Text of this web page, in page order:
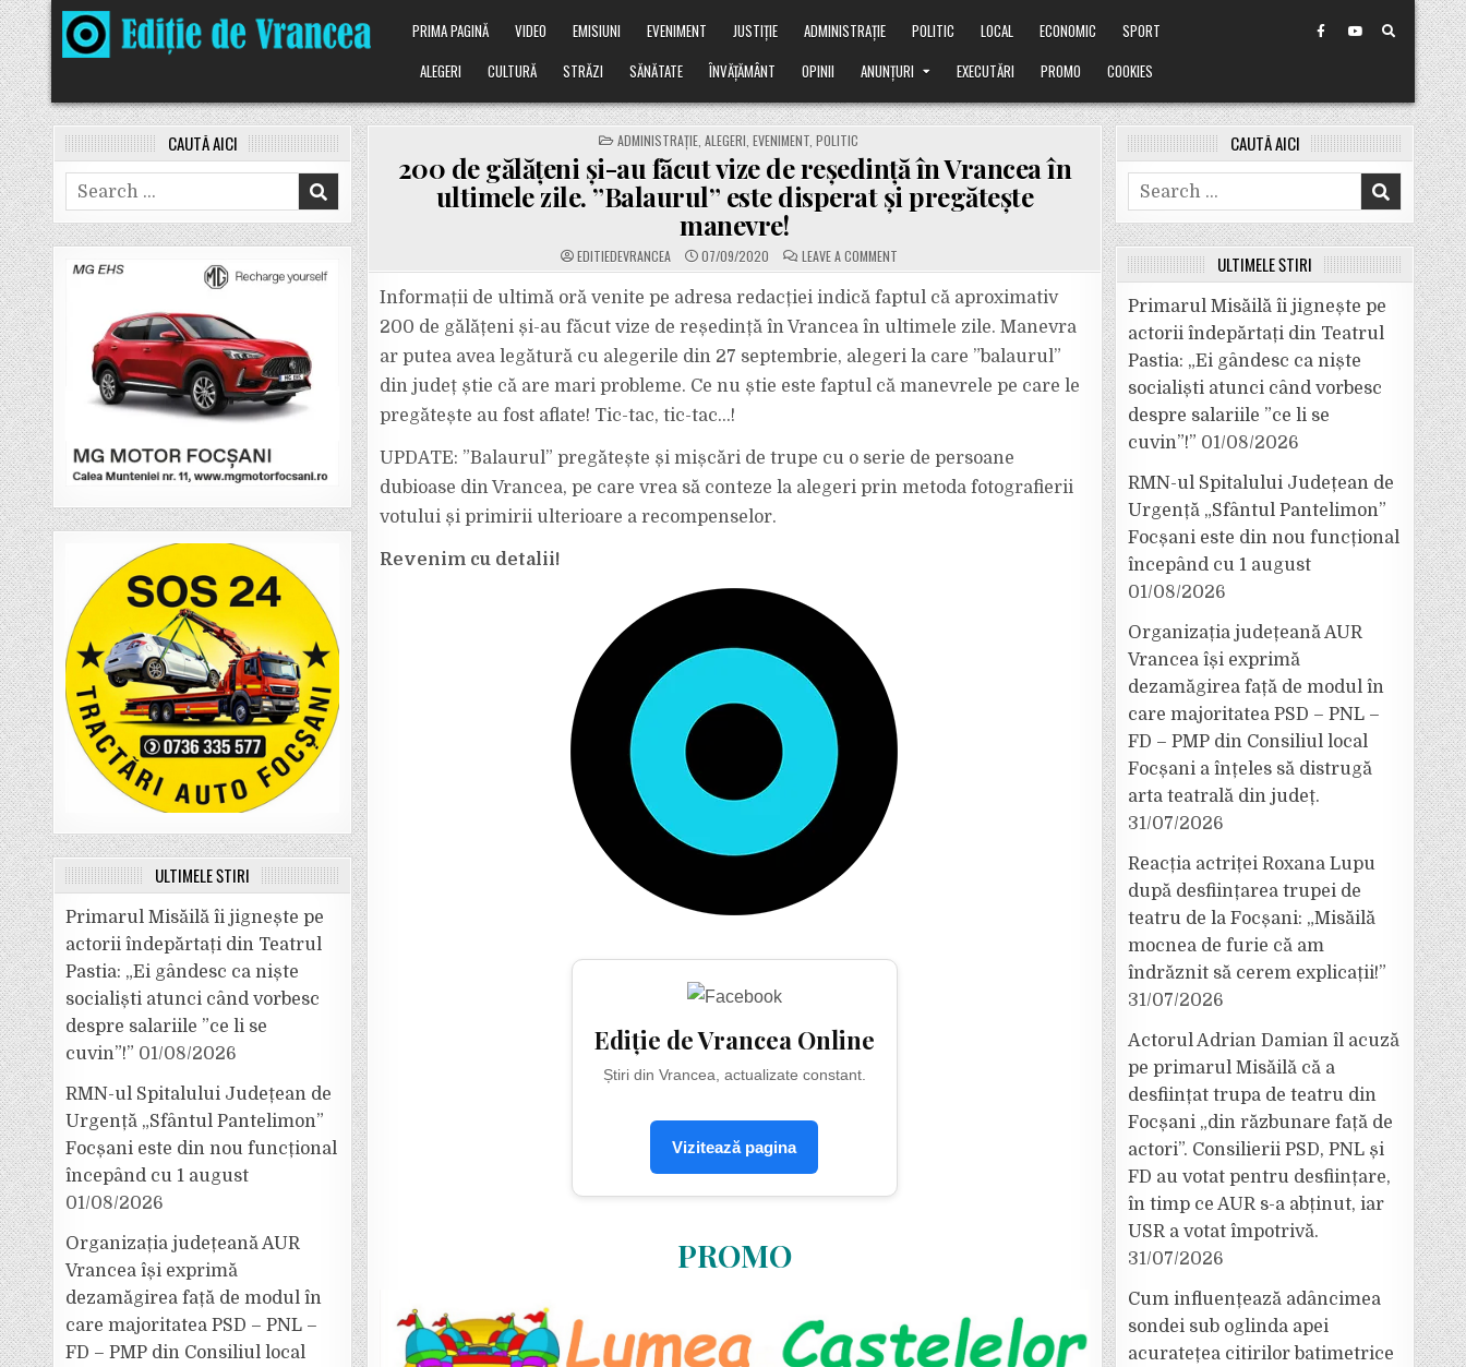
Skip
to
content
PRIMA PAGINĂ VIDEO EMISIUNI EVENIMENT JUSTIȚIE ADMINISTRAȚIE POLITIC LOCAL ECONOMIC
SPORT
ALEGERI
CULTURĂ STRĂZI SĂNĂTATE ÎNVĂȚĂMÂNT OPINII ANUNȚURI EXECUTĂRI PROMO COOKIES
POSTED
IN
ADMINISTRAȚIE ,ALEGERI ,EVENIMENT ,POLITIC
200 de gălățeni și-au făcut vize de reședință în Vrancea în
ultimele zile. ”Balaurul” este disperat și pregătește
manevre!
EDITIEDEVRANCEA 07/09/2020 LEAVE A COMMENTON
200
GĂLĂȚENI
ȘI-
AU
FĂCUT
VIZE
DE
ÎN
”BALAURUL”
ESTE
DISPERAT
ȘI
Informații de ultimă oră venite pe adresa redacției indică faptul că aproximativ
200 de gălățeni și-au făcut vize de reședință în Vrancea în ultimele zile. Manevra
ar putea avea legătură cu alegerile din 27 septembrie, alegeri la care ”balaurul”
din județ știe că are mari probleme. Ce nu știe este faptul că manevrele pe care le
pregătește au fost aflate! Tic-tac, tic-tac…!
UPDATE: ”Balaurul” pregătește și mișcări de trupe cu o serie de persoane
dubioase din Vrancea, pe care vrea să conteze la alegeri prin metoda fotografierii
votului și primirii ulterioare a recompenselor.
Revenim cu detalii!
Ediție de Vrancea Online
Știri din Vrancea, actualizate constant.
Vizitează pagina
PROMO
CAUTĂ AICI
Search
for:
ULTIMELE ȘTIRI
Primarul Misăilă îi jignește pe
actorii îndepărtați din Teatrul
Pastia: „Ei gândesc ca niște
socialiști atunci când vorbesc
despre salariile ”ce li se
cuvin”!” 01/08/2026
RMN-ul Spitalului Județean de
Urgență „Sfântul Pantelimon”
Focșani este din nou funcțional
începând cu 1 august
01/08/2026
Organizația județeană AUR
Vrancea își exprimă
dezamăgirea față de modul în
care majoritatea PSD – PNL –
FD – PMP din Consiliul local
CAUTĂ AICI
Search
for:
ULTIMELE ȘTIRI
Primarul Misăilă îi jignește pe
actorii îndepărtați din Teatrul
Pastia: „Ei gândesc ca niște
socialiști atunci când vorbesc
despre salariile ”ce li se
cuvin”!” 01/08/2026
RMN-ul Spitalului Județean de
Urgență „Sfântul Pantelimon”
Focșani este din nou funcțional
începând cu 1 august
01/08/2026
Organizația județeană AUR
Vrancea își exprimă
dezamăgirea față de modul în
care majoritatea PSD – PNL –
FD – PMP din Consiliul local
Focșani a înțeles să distrugă
arta teatrală din județ.
31/07/2026
Reacția actriței Roxana Lupu
după desființarea trupei de
teatru de la Focșani: „Misăilă
mocnea de furie că am
îndrăznit să cerem explicații!”
31/07/2026
Actorul Adrian Damian îl acuză
pe primarul Misăilă că a
desființat trupa de teatru din
Focșani „din răzbunare față de
actori”. Consilierii PSD, PNL și
FD au votat pentru desființare,
în timp ce AUR s-a abținut, iar
USR a votat împotrivă.
31/07/2026
Cum influențează adâncimea
sondei sub oglinda apei
acuratețea citirilor batimetrice